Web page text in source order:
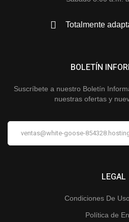
Totalmente
LEGAL
Condiciones De
Política de
BOLETÍN
Suscríbete a nuestro Boletín
nuestras ofertas y